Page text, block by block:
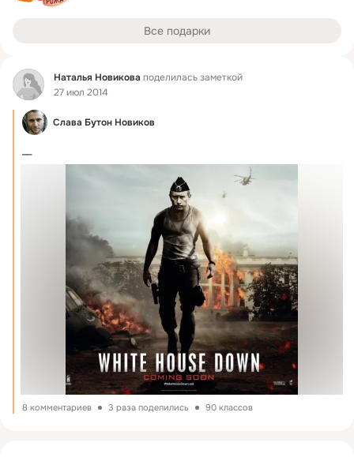
Фид Наталья Новикова поделилась заметкой
27 июл 2014
Слава Бутон Новиков
8 комментариев 3 раза поделились 90 классов
Все подарки